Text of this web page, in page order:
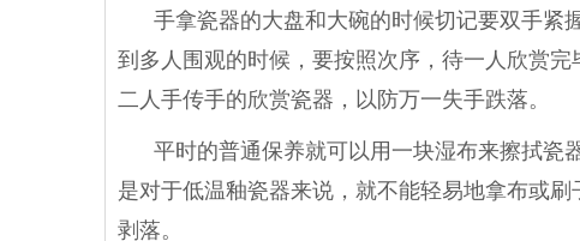
手拿瓷器的大盘和大碗的时候切记要双手紧
到多人围观的时候，要按照次序，待一人欣赏
二人手传手的欣赏瓷器，以防万一失手跌落。
平时的普通保养就可以用一块湿布来擦拭瓷
是对于低温釉瓷器来说，就不能轻易地拿布或
剥落。